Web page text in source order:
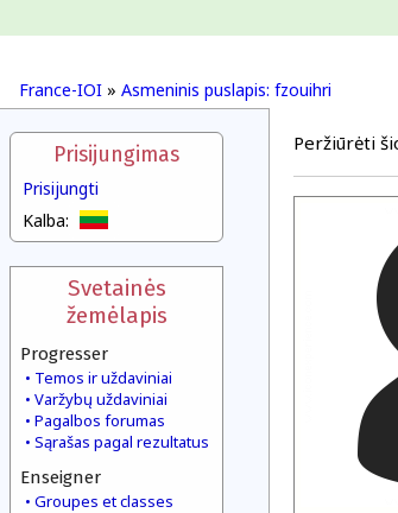
France-IOI » Asmeninis puslapis: fzouihri
Prisijungimas
Prisijungti
Kalba:
Svetainės
žemėlapis
Progresser
Temos ir uždaviniai
Varžybų uždaviniai
Pagalbos forumas
Sąrašas pagal rezultatus
Enseigner
Groupes et classes
Peržiūrėti